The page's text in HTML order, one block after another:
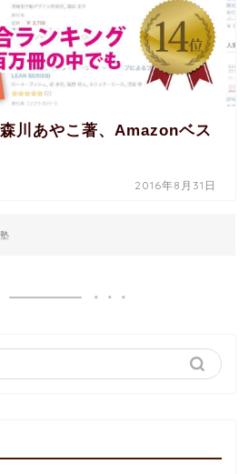
森川あやこ著、Amazonベス
2016年8月31日